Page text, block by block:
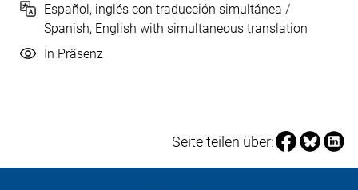
Sprache
Español, inglés con traducción simultánea /
Spanish, English with simultaneous translation
Durchführung
In Präsenz
Seite teilen über:Seite über
Seite